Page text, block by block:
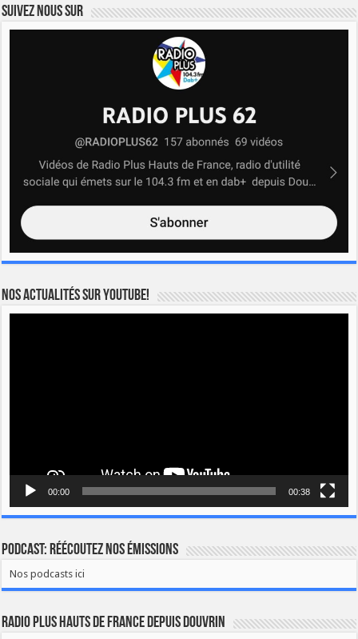
Suivez nous sur
Nos actualités sur YOUTUBE!
00:00 00:38
Podcast: Réécoutez nos émissions
Nos podcasts ici
Radio Plus Hauts de France depuis Douvrin